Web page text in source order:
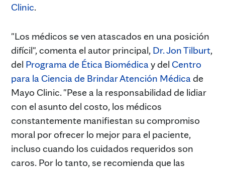
Clinic.
"Los médicos se ven atascados en una posición
difícil", comenta el autor principal, Dr. Jon Tilburt,
del Programa de Ética Biomédica y del Centro
para la Ciencia de Brindar Atención Médica de
Mayo Clinic. "Pese a la responsabilidad de lidiar
con el asunto del costo, los médicos
constantemente manifiestan su compromiso
moral por ofrecer lo mejor para el paciente,
incluso cuando los cuidados requeridos son
caros. Por lo tanto, se recomienda que las